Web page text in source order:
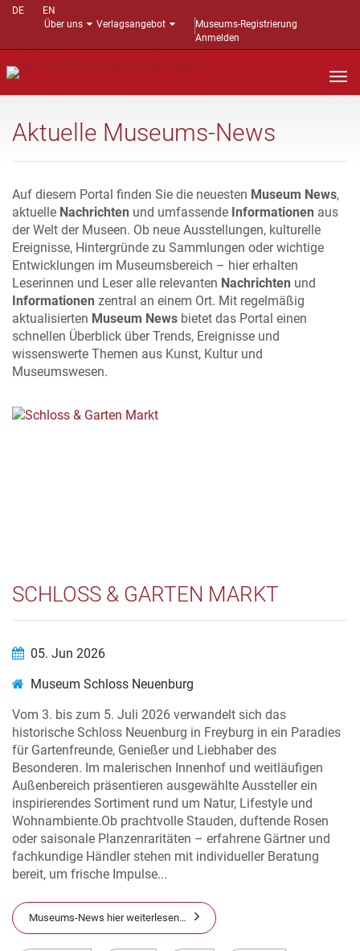
DE
EN
Über uns
Verlagsangebot
Museums-Registrierung
Anmelden
Aktuelle Museums-News
Auf diesem Portal finden Sie die neuesten Museum News,
aktuelle Nachrichten und umfassende Informationen aus
der Welt der Museen. Ob neue Ausstellungen, kulturelle
Ereignisse, Hintergründe zu Sammlungen oder wichtige
Entwicklungen im Museumsbereich – hier erhalten
Leserinnen und Leser alle relevanten Nachrichten und
Informationen zentral an einem Ort. Mit regelmäßig
aktualisierten Museum News bietet das Portal einen
schnellen Überblick über Trends, Ereignisse und
wissenswerte Themen aus Kunst, Kultur und
Museumswesen.
SCHLOSS & GARTEN MARKT
05. Jun 2026
Museum Schloss Neuenburg
Vom 3. bis zum 5. Juli 2026 verwandelt sich das
historische Schloss Neuenburg in Freyburg in ein Paradies
für Gartenfreunde, Genießer und Liebhaber des
Besonderen. Im malerischen Innenhof und weitläufigen
Außenbereich präsentieren ausgewählte Aussteller ein
inspirierendes Sortiment rund um Natur, Lifestyle und
Wohnambiente.Ob prachtvolle Stauden, duftende Rosen
oder saisonale Planzenraritäten – erfahrene Gärtner und
fachkundige Händler stehen mit individueller Beratung
bereit, um frische Impulse...
Museums-News hier weiterlesen…